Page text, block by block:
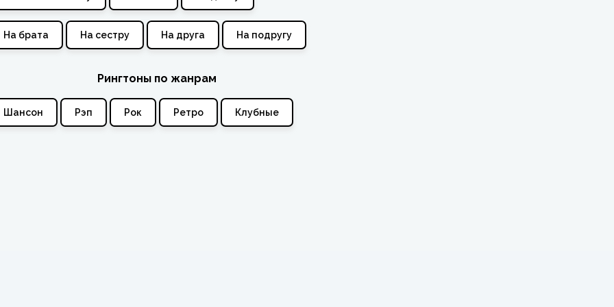
На брата На сестру На друга На подругу
Рингтоны по жанрам
Шансон Рэп Рок Ретро Клубные